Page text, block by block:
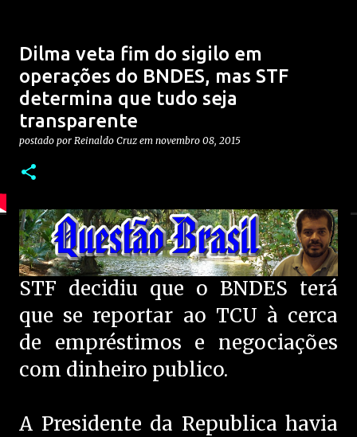
Dilma veta fim do sigilo em
operações do BNDES, mas STF
determina que tudo seja
transparente
postado por Reinaldo Cruz em novembro 08, 2015
STF decidiu que o BNDES terá
que se reportar ao TCU à cerca
de empréstimos e negociações
com dinheiro publico.
A Presidente da Republica havia